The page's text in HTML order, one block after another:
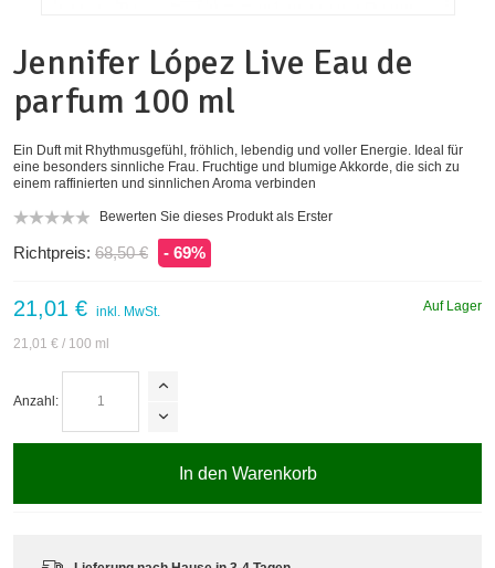
Jennifer López Live Eau de
parfum 100 ml
Ein Duft mit Rhythmusgefühl, fröhlich, lebendig und voller Energie. Ideal für
eine besonders sinnliche Frau. Fruchtige und blumige Akkorde, die sich zu
einem raffinierten und sinnlichen Aroma verbinden
Bewerten Sie dieses Produkt als Erster
Richtpreis: 68,50 € - 69%
Auf Lager
21,01 € inkl. MwSt.
21,01 € / 100 ml
Anzahl:
In den Warenkorb